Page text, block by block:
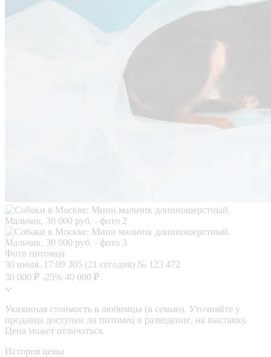
Фото питомца
30 июля, 17:09 305 (21 сегодня) № 123 472
30 000 ₽ -25% 40 000 ₽
Указанная стоимость в любимцы (в семью). Уточняйте у
продавца доступен ли питомец в разведение, на выставку.
Цена может отличаться.
История цены